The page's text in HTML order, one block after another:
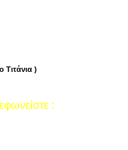
Τιτάνια )
: